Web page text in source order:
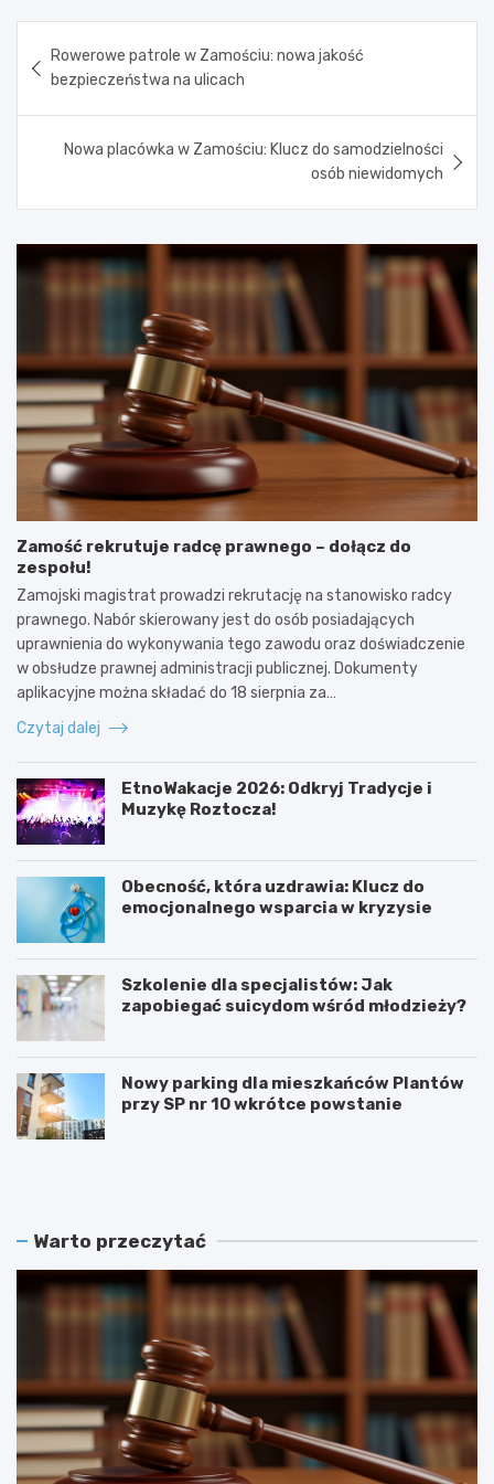
wpisu
Rowerowe patrole w Zamościu: nowa jakość
bezpieczeństwa na ulicach
Nowa placówka w Zamościu: Klucz do samodzielności
osób niewidomych
Zamość rekrutuje radcę prawnego – dołącz do
zespołu!
Zamojski magistrat prowadzi rekrutację na stanowisko radcy
prawnego. Nabór skierowany jest do osób posiadających
uprawnienia do wykonywania tego zawodu oraz doświadczenie
w obsłudze prawnej administracji publicznej. Dokumenty
aplikacyjne można składać do 18 sierpnia za…
Czytaj dalej
EtnoWakacje 2026: Odkryj Tradycje i
Muzykę Roztocza!
Obecność, która uzdrawia: Klucz do
emocjonalnego wsparcia w kryzysie
Szkolenie dla specjalistów: Jak
zapobiegać suicydom wśród młodzieży?
Nowy parking dla mieszkańców Plantów
przy SP nr 10 wkrótce powstanie
Z
ć
u
j
e
r
a
E
a
0
2
6
:
O
Warto przeczytać